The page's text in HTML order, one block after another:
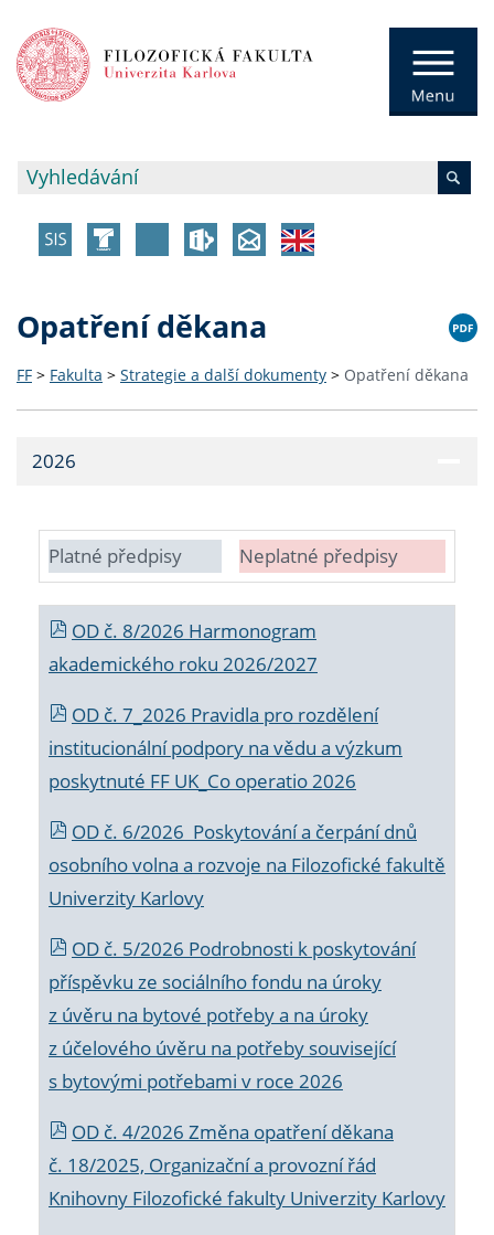
Opatření děkana
FF > Fakulta > Strategie a další dokumenty > Opatření děkana
2026
Platné předpisy Neplatné předpisy
OD č. 8/2026 Harmonogram
akademického roku 2026/2027
OD č. 7_2026 Pravidla pro rozdělení
institucionální podpory na vědu a výzkum
poskytnuté FF UK_Co operatio 2026
OD č. 6/2026 Poskytování a čerpání dnů
osobního volna a rozvoje na Filozofické fakultě
Univerzity Karlovy
OD č. 5/2026 Podrobnosti k poskytování
příspěvku ze sociálního fondu na úroky
z úvěru na bytové potřeby a na úroky
z účelového úvěru na potřeby související
s bytovými potřebami v roce 2026
OD č. 4/2026 Změna opatření děkana
č. 18/2025, Organizační a provozní řád
Knihovny Filozofické fakulty Univerzity Karlovy